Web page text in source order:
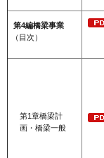
第4編橋梁事業
（目次）
第1章橋梁計
画・橋梁一般